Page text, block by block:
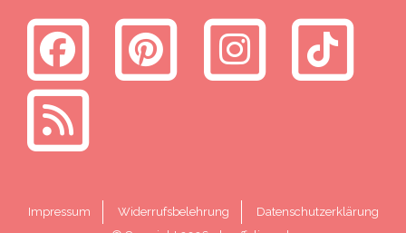
Impressum Widerrufsbelehrung
Datenschutzerklärung